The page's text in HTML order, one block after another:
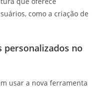
como a criação de
personalizados no
usar a nova ferramenta